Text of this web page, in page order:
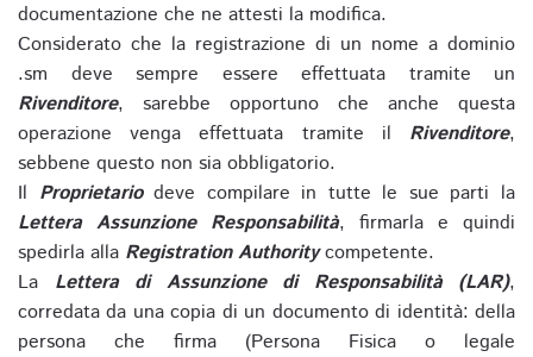
documentazione che ne attesti la modifica.
Considerato che la registrazione di un nome a dominio
.sm deve sempre essere effettuata tramite un
Rivenditore, sarebbe opportuno che anche questa
operazione venga effettuata tramite il Rivenditore,
sebbene questo non sia obbligatorio.
Il Proprietariodeve compilare in tutte le sue parti la
Lettera Assunzione Responsabilità, firmarla e quindi
spedirla alla Registration Authoritycompetente.
La Lettera di Assunzione di Responsabilità (LAR),
corredata da una copia di un documento di identità: della
persona che firma (Persona Fisica o legale